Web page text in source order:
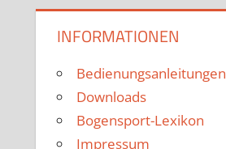
INFORMATIONEN
Bedienungsanleitungen
Downloads
Bogensport-Lexikon
Impressum